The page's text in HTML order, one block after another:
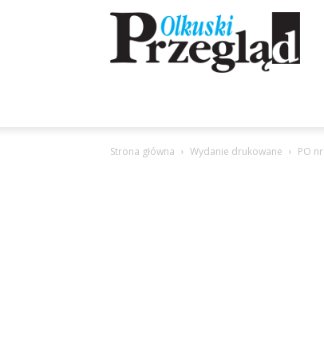
Przegląd
Olkuski
Strona główna Wydanie drukowane PO